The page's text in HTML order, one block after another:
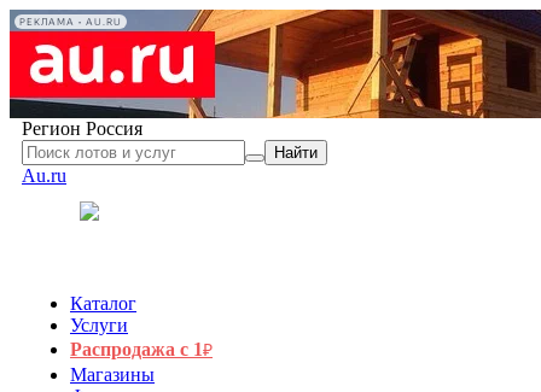
РЕКЛАМА • AU.RU
Регион Россия
Найти
Au.ru
Каталог
Услуги
Распродажа с 1₽
Магазины